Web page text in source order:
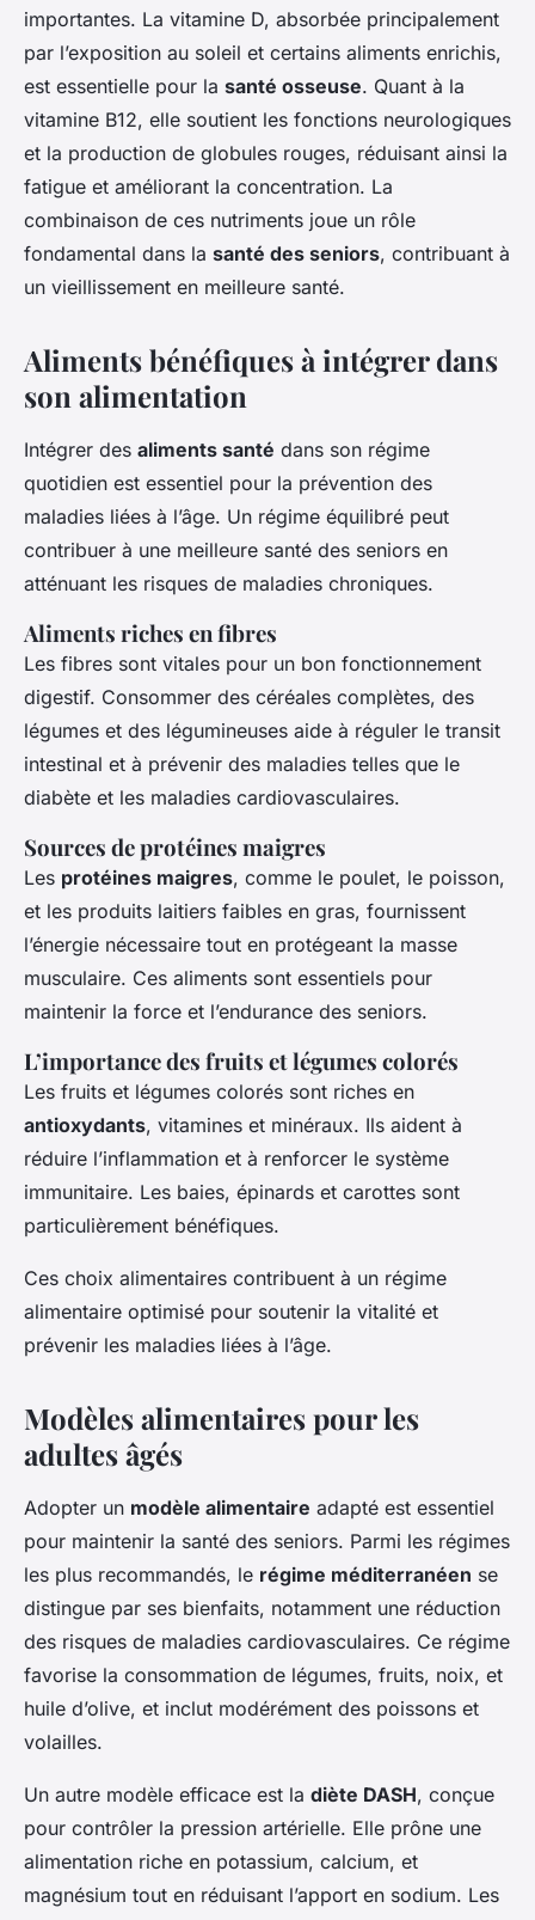
importantes. La vitamine D, absorbée principalement
par l’exposition au soleil et certains aliments enrichis,
est essentielle pour la santé osseuse. Quant à la
vitamine B12, elle soutient les fonctions neurologiques
et la production de globules rouges, réduisant ainsi la
fatigue et améliorant la concentration. La
combinaison de ces nutriments joue un rôle
fondamental dans la santé des seniors, contribuant à
un vieillissement en meilleure santé.
Aliments bénéfiques à intégrer dans
son alimentation
Intégrer des aliments santé dans son régime
quotidien est essentiel pour la prévention des
maladies liées à l’âge. Un régime équilibré peut
contribuer à une meilleure santé des seniors en
atténuant les risques de maladies chroniques.
Aliments riches en fibres
Les fibres sont vitales pour un bon fonctionnement
digestif. Consommer des céréales complètes, des
légumes et des légumineuses aide à réguler le transit
intestinal et à prévenir des maladies telles que le
diabète et les maladies cardiovasculaires.
Sources de protéines maigres
Les protéines maigres, comme le poulet, le poisson,
et les produits laitiers faibles en gras, fournissent
l’énergie nécessaire tout en protégeant la masse
musculaire. Ces aliments sont essentiels pour
maintenir la force et l’endurance des seniors.
L’importance des fruits et légumes colorés
Les fruits et légumes colorés sont riches en
antioxydants, vitamines et minéraux. Ils aident à
réduire l’inflammation et à renforcer le système
immunitaire. Les baies, épinards et carottes sont
particulièrement bénéfiques.
Ces choix alimentaires contribuent à un régime
alimentaire optimisé pour soutenir la vitalité et
prévenir les maladies liées à l’âge.
Modèles alimentaires pour les
adultes âgés
Adopter un modèle alimentaire adapté est essentiel
pour maintenir la santé des seniors. Parmi les régimes
les plus recommandés, le régime méditerranéen se
distingue par ses bienfaits, notamment une réduction
des risques de maladies cardiovasculaires. Ce régime
favorise la consommation de légumes, fruits, noix, et
huile d’olive, et inclut modérément des poissons et
volailles.
Un autre modèle efficace est la diète DASH, conçue
pour contrôler la pression artérielle. Elle prône une
alimentation riche en potassium, calcium, et
magnésium tout en réduisant l’apport en sodium. Les